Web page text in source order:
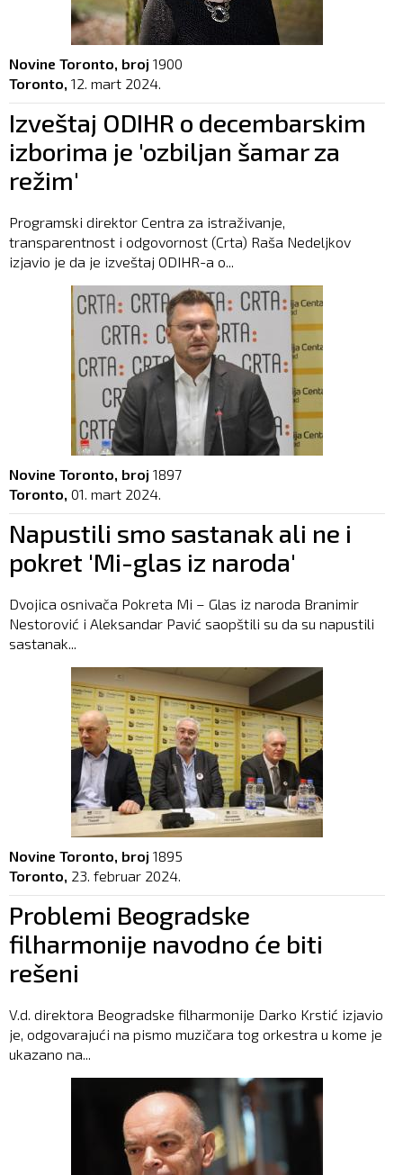
Novine Toronto, broj 1900
Toronto, 12. mart 2024.
Izveštaj ODIHR o decembarskim
izborima je 'ozbiljan šamar za
režim'
Programski direktor Centra za istraživanje,
transparentnost i odgovornost (Crta) Raša Nedeljkov
izjavio je da je izveštaj ODIHR-a o...
Novine Toronto, broj 1897
Toronto, 01. mart 2024.
Napustili smo sastanak ali ne i
pokret 'Mi-glas iz naroda'
Dvojica osnivača Pokreta Mi – Glas iz naroda Branimir
Nestorović i Aleksandar Pavić saopštili su da su napustili
sastanak...
Novine Toronto, broj 1895
Toronto, 23. februar 2024.
Problemi Beogradske
filharmonije navodno će biti
rešeni
V.d. direktora Beogradske filharmonije Darko Krstić izjavio
je, odgovarajući na pismo muzičara tog orkestra u kome je
ukazano na...